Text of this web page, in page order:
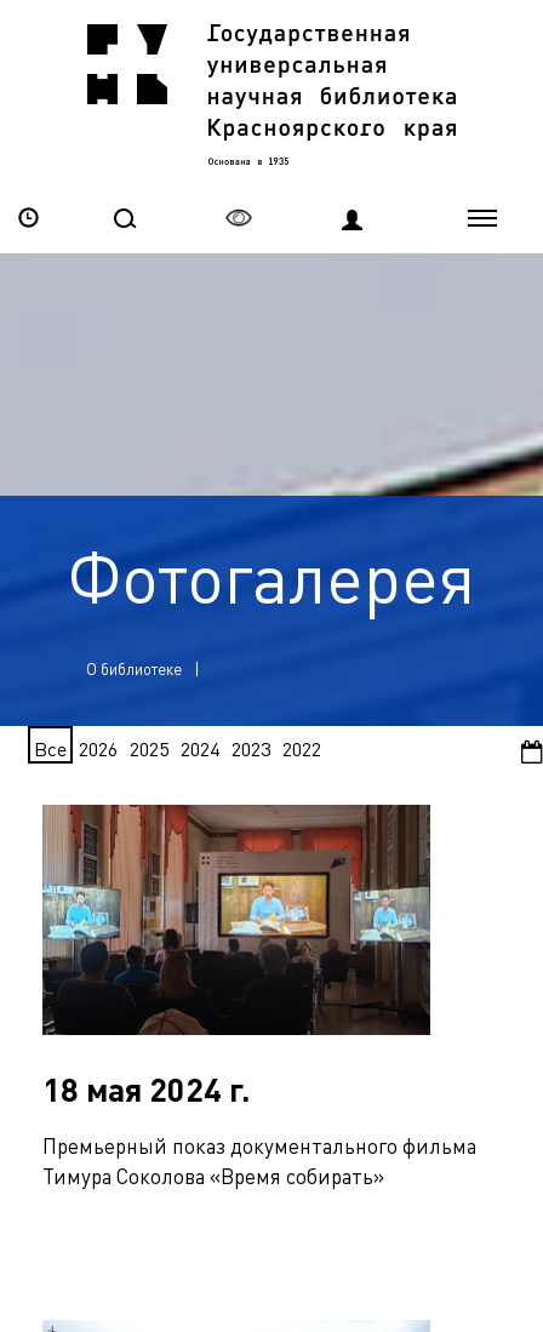
Фотогалерея
О библиотеке
Все 2026 2025 2024 2023 2022
18 мая 2024 г.
Премьерный показ документального фильма
Тимура Соколова «Время собирать»